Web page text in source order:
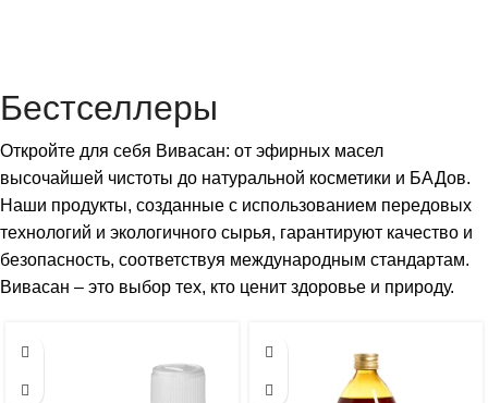
Бестселлеры
Откройте для себя Вивасан: от эфирных масел
высочайшей чистоты до натуральной косметики и БАДов.
Наши продукты, созданные с использованием передовых
технологий и экологичного сырья, гарантируют качество и
безопасность, соответствуя международным стандартам.
Вивасан – это выбор тех, кто ценит здоровье и природу.